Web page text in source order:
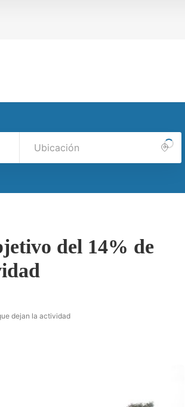
del 14% de
dejan la actividad